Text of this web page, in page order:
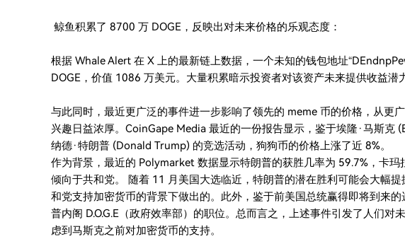
鲸鱼积累了 8700 万 DOGE，反映出对未来价格的乐观态度：
根据 Whale Alert 在 X 上的最新链上数据，一个未知的钱包地址
DOGE，价值 1086 万美元。大量积累暗示投资者对该资产未来提供收益潜
与此同时，最近更广泛的事件进一步影响了领先的 meme 币的价格，从更
兴趣日益浓厚。CoinGape Media 最近的一份报告显示，鉴于埃隆·马斯克
纳德·特朗普 (Donald Trump) 的竞选活动，狗狗币的价格上涨了近 8%。
作为背景，最近的 Polymarket 数据显示特朗普的获胜几率为 59.7%，卡
倾向于共和党。 随着 11 月美国大选临近，特朗普的潜在胜利可能会大幅
和党支持加密货币的背景下做出的。此外，鉴于前美国总统赢得即将到来
普内阁 D.O.G.E（政府效率部）的职位。总而言之，上述事件引发了人们对
虑到马斯克之前对加密货币的支持。